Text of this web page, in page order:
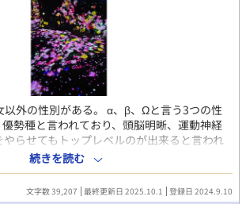
以外の性別がある。 α、β、Ωと言う3つの性
勢種と言われており、頭脳明晰、運動神経
らせてもトップレベルのが出来ると言われ
究者、五輪選手も大概αという。人口の15%し
。 次にβ。基本的に人口の半数以上は、こ
であり、普通の人間と言われている。 そして
この種は男女関係なく、妊娠が出来る。 3
続きを読む
文字数 39,207 最終更新日 2025.10.1 登録日 2024.9.10